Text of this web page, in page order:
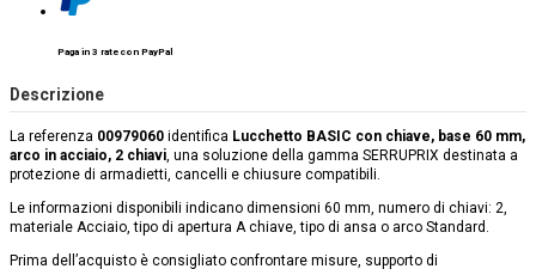
Paga in 3 rate con PayPal
Descrizione
La referenza 00979060 identifica Lucchetto BASIC con chiave, base 60 mm,
arco in acciaio, 2 chiavi, una soluzione della gamma SERRUPRIX destinata a
protezione di armadietti, cancelli e chiusure compatibili.
Le informazioni disponibili indicano dimensioni 60 mm, numero di chiavi: 2,
materiale Acciaio, tipo di apertura A chiave, tipo di ansa o arco Standard.
Prima dell’acquisto è consigliato confrontare misure, supporto di